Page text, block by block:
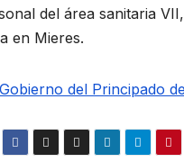
del área sanitaria
en Mieres.
Gobierno del Principado